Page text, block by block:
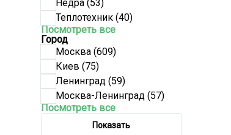
Недра (53)
Теплотехник (40)
Посмотреть все
Город
Москва (609)
Киев (75)
Ленинград (59)
Москва-Ленинград (57)
Посмотреть все
Показать